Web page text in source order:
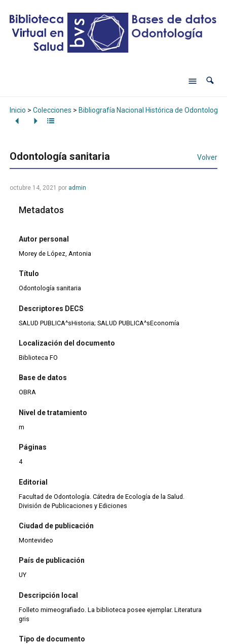
Inicio > Colecciones > Bibliografía Nacional Histórica de Odontología
Odontología sanitaria Volver
octubre 14, 2021 por admin
Metadatos
Autor personal
Morey de López, Antonia
Título
Odontología sanitaria
Descriptores DECS
SALUD PUBLICA^sHistoria; SALUD PUBLICA^sEconomía
Localización del documento
Biblioteca FO
Base de datos
OBRA
Nivel de tratamiento
m
Páginas
4
Editorial
Facultad de Odontología. Cátedra de Ecología de la Salud.
División de Publicaciones y Ediciones
Ciudad de publicación
Montevideo
País de publicación
UY
Descripción local
Folleto mimeografiado. La biblioteca posee ejemplar. Literatura
gris
Tipo de documento